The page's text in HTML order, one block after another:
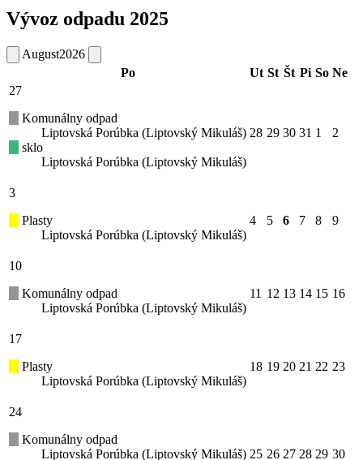
Vývoz odpadu 2025
August2026
Po
Ut St Št Pi So Ne
27
Komunálny odpad
Liptovská Porúbka (Liptovský Mikuláš)
sklo
Liptovská Porúbka (Liptovský Mikuláš)
28 29 30 31 1 2
3
Plasty
Liptovská Porúbka (Liptovský Mikuláš)
4 5 6 7 8 9
10
Komunálny odpad
Liptovská Porúbka (Liptovský Mikuláš)
11 12 13 14 15 16
17
Plasty
Liptovská Porúbka (Liptovský Mikuláš)
18 19 20 21 22 23
24
Komunálny odpad
Liptovská Porúbka (Liptovský Mikuláš) 25 26 27 28 29 30